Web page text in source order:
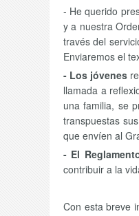
- He querido
y a nuestra
través del
Enviaremos el
- Los jóvenes
llamada a
una familia, se
transpuestas
que envíen al
- El
contribuir a la
Con esta breve